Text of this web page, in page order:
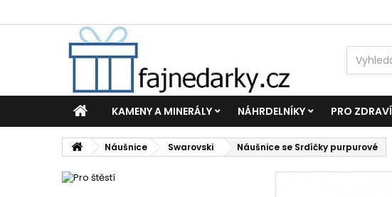
KAMENY A MINERÁLY NÁHRDELNÍKY PRO ZDRAVÍ
Náušnice Swarovski Náušnice se Srdíčky purpurové